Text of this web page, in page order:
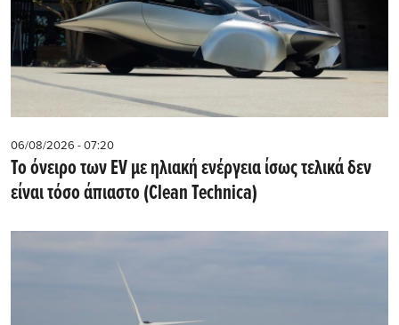
06/08/2026 - 07:20
Το όνειρο των EV με ηλιακή ενέργεια ίσως τελικά δεν
είναι τόσο άπιαστο (Clean Technica)